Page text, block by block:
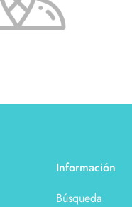
Información
Búsqueda